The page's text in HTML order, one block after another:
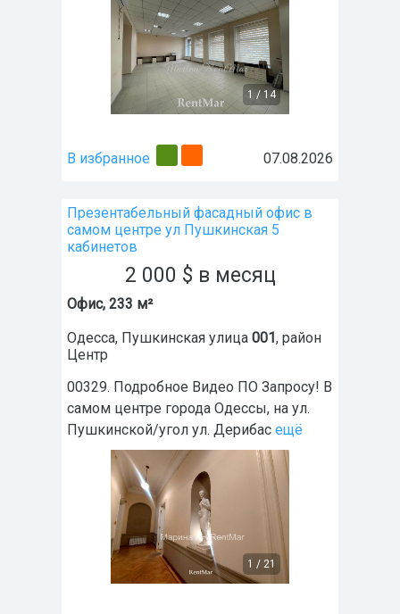
1 /14
В избранное 07.08.2026
Презентабельный фасадный офис в
самом центре ул Пушкинская 5
кабинетов
2 000 $ в месяц
Офис, 233 м²
Одесса, Пушкинская улица 001, район
Центр
00329. Подробное Видео ПО Запросу! В
самом центре города Одессы, на ул.
Пушкинской/угол ул. Дерибас ещё
1 / 21